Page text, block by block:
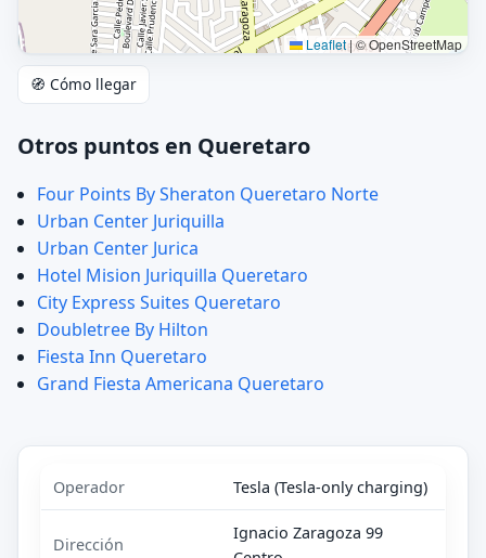
Leaflet|© OpenStreetMap
🧭 Cómo llegar
Otros puntos en Queretaro
Four Points By Sheraton Queretaro Norte
Urban Center Juriquilla
Urban Center Jurica
Hotel Mision Juriquilla Queretaro
City Express Suites Queretaro
Doubletree By Hilton
Fiesta Inn Queretaro
Grand Fiesta Americana Queretaro
Operador Tesla (Tesla-only charging)
Dirección
Ignacio Zaragoza 99